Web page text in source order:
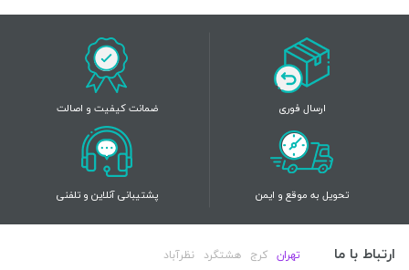
ارسال فوری ضمانت کیفیت و اصالت
تحویل به موقع و ایمن پشتیبانی آنلاین و تلفنی
ارتباط با ما تهران کرج هشتگرد نظرآباد